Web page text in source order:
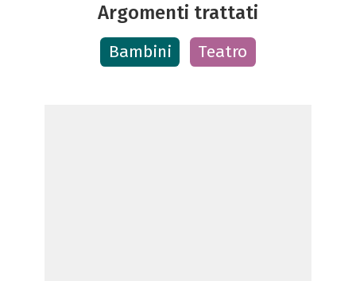
Argomenti trattati
Bambini Teatro